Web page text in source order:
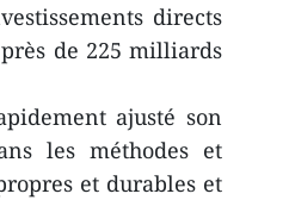
directs
de 225 milliards
ajusté son
les méthodes et
et durables et